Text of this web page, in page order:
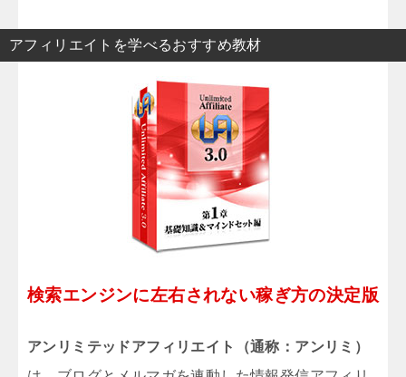
アフィリエイトを学べるおすすめ教材
検索エンジンに左右されない稼ぎ方の決定版
アンリミテッドアフィリエイト（通称：アンリミ）